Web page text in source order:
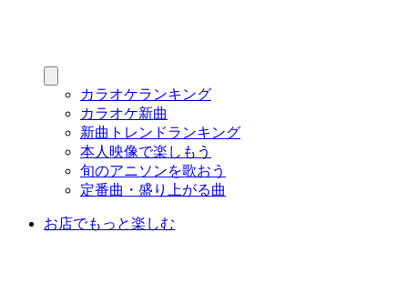
カラオケランキング
カラオケ新曲
新曲トレンドランキング
本人映像で楽しもう
旬のアニソンを歌おう
定番曲・盛り上がる曲
お店でもっと楽しむ